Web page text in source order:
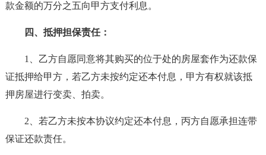
款金额的万分之五向甲方支付利息。
四、抵押担保责任：
1、乙方自愿同意将其购买的位于处的房屋套作为还款保
证抵押给甲方，若乙方未按约定还本付息，甲方有权就该抵
押房屋进行变卖、拍卖。
2、若乙方未按本协议约定还本付息，丙方自愿承担连带
保证还款责任。